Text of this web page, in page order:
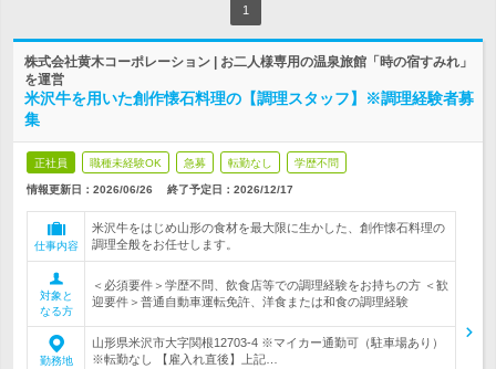
1
株式会社黄木コーポレーション | お二人様専用の温泉旅館「時の宿すみれ」
を運営
米沢牛を用いた創作懐石料理の【調理スタッフ】※調理経験者募
集
正社員 職種未経験OK 急募 転勤なし 学歴不問
情報更新日：2026/06/26 終了予定日： 2026/12/17
仕事内容
米沢牛をはじめ山形の食材を最大限に生かした、創作懐石料理の
調理全般をお任せします。
対象と
なる方
＜必須要件＞学歴不問、飲食店等での調理経験をお持ちの方 ＜歓
迎要件＞普通自動車運転免許、洋食または和食の調理経験
勤務地
山形県米沢市大字関根12703-4 ※マイカー通勤可（駐車場あり）
※転勤なし 【雇入れ直後】上記…